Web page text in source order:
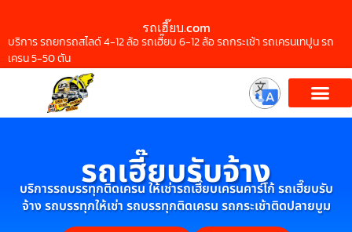
รถเฮี๊ยบ.com
บริการ รถยกรถสไลด์ 4-12 ล้อ รถเฮี๊ยบ 6-12 ล้อ รถกระเช้า รถเครนเทปูน รถ
เครน 5-50 ตัน
รถเฮี๊ยบรับจ้าง
บริการรถบรรทุกติดเครน ให้เช่ารถเฮี๊ยบเครนคาร์โก้ รถเฮี๊ยบรับ
จ้าง รถบรรทุกให้เช่า รถบรรทุกติดเครน รถกระเช้าติดปลายบูม